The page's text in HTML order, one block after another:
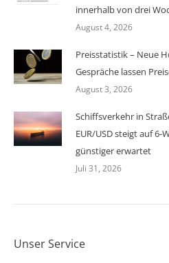
innerhalb von drei
August 4, 2026
Preisstatistik – Neue
Gespräche lassen
August 3, 2026
Schiffsverkehr in
EUR/USD steigt auf 6-
günstiger erwartet
Juli 31, 2026
Unser Service